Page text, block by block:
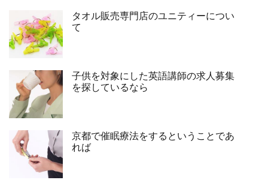
タオル販売専門店のユニティーについ
て
子供を対象にした英語講師の求人募集
を探しているなら
京都で催眠療法をするということであ
れば